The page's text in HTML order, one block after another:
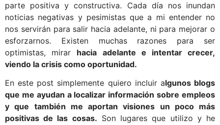
parte positiva y constructiva. Cada día nos inundan
noticias negativas y pesimistas que a mi entender no
nos servirán para salir hacia adelante, ni para mejorar o
esforzarnos. Existen muchas razones para ser
optimistas, mirar hacia adelante e intentar crecer,
viendo la crisis como oportunidad.
En este post simplemente quiero incluir algunos blogs
que me ayudan a localizar información sobre empleos
y que también me aportan visiones un poco más
positivas de las cosas. Son lugares que utilizo y he